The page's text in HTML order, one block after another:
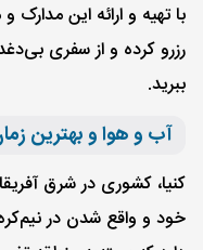
با تهیه و ارائه این مدارک
رزرو کرده و از سفری
ببرید.
آب و هوا و بهترین
کنیا، کشوری در شرق
خود و واقع شدن در